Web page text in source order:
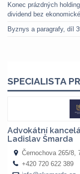
Konec prázdných
dividend bez
Byznys a paragrafy, díl